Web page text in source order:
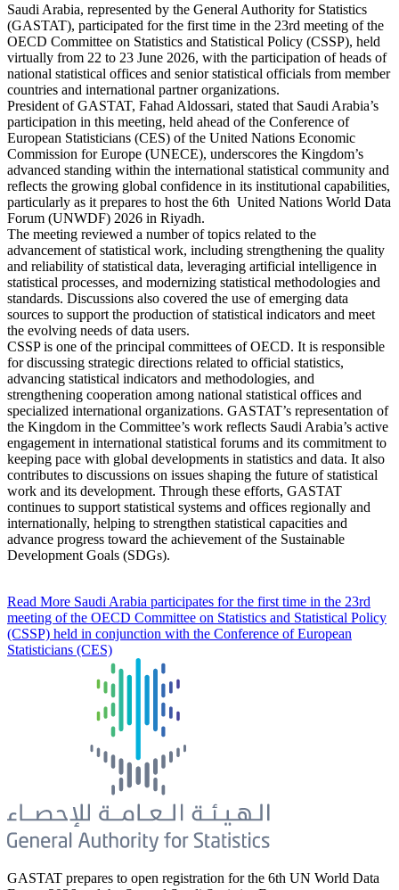
Saudi Arabia, represented by the General Authority for Statistics
(GASTAT), participated for the first time in the 23rd meeting of the
OECD Committee on Statistics and Statistical Policy (CSSP), held
virtually from 22 to 23 June 2026, with the participation of heads of
national statistical offices and senior statistical officials from member
countries and international partner organizations.
President of GASTAT, Fahad Aldossari, stated that Saudi Arabia’s
participation in this meeting, held ahead of the Conference of
European Statisticians (CES) of the United Nations Economic
Commission for Europe (UNECE), underscores the Kingdom’s
advanced standing within the international statistical community and
reflects the growing global confidence in its institutional capabilities,
particularly as it prepares to host the 6th United Nations World Data
Forum (UNWDF) 2026 in Riyadh.
The meeting reviewed a number of topics related to the
advancement of statistical work, including strengthening the quality
and reliability of statistical data, leveraging artificial intelligence in
statistical processes, and modernizing statistical methodologies and
standards. Discussions also covered the use of emerging data
sources to support the production of statistical indicators and meet
the evolving needs of data users.
CSSP is one of the principal committees of OECD. It is responsible
for discussing strategic directions related to official statistics,
advancing statistical indicators and methodologies, and
strengthening cooperation among national statistical offices and
specialized international organizations. GASTAT’s representation of
the Kingdom in the Committee’s work reflects Saudi Arabia’s active
engagement in international statistical forums and its commitment to
keeping pace with global developments in statistics and data. It also
contributes to discussions on issues shaping the future of statistical
work and its development. Through these efforts, GASTAT
continues to support statistical systems and offices regionally and
internationally, helping to strengthen statistical capacities and
advance progress toward the achievement of the Sustainable
Development Goals (SDGs).
Read More Saudi Arabia participates for the first time in the 23rd
meeting of the OECD Committee on Statistics and Statistical Policy
(CSSP) held in conjunction with the Conference of European
Statisticians (CES)
GASTAT prepares to open registration for the 6th UN World Data